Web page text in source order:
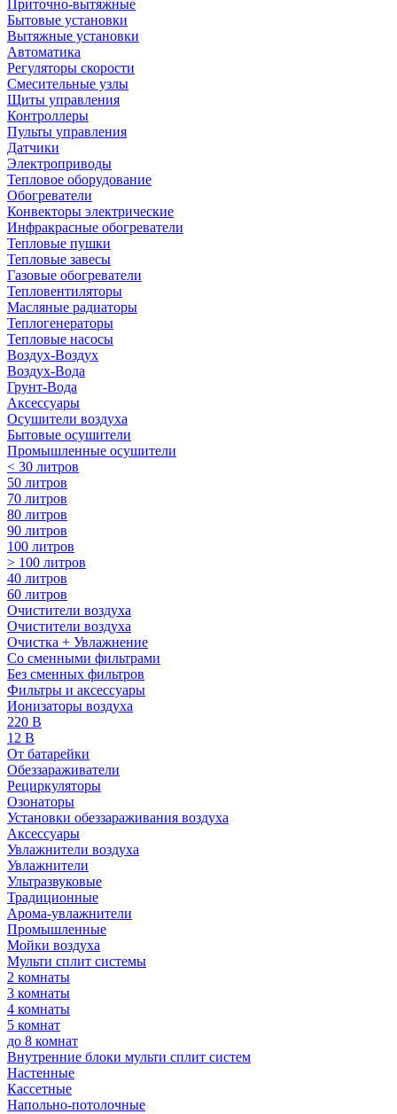
Приточно-вытяжные
Бытовые установки
Вытяжные установки
Автоматика
Регуляторы скорости
Смесительные узлы
Щиты управления
Контроллеры
Пульты управления
Датчики
Электроприводы
Тепловое оборудование
Обогреватели
Конвекторы электрические
Инфракрасные обогреватели
Тепловые пушки
Тепловые завесы
Газовые обогреватели
Тепловентиляторы
Масляные радиаторы
Теплогенераторы
Тепловые насосы
Воздух-Воздух
Воздух-Вода
Грунт-Вода
Аксессуары
Осушители воздуха
Бытовые осушители
Промышленные осушители
< 30 литров
50 литров
70 литров
80 литров
90 литров
100 литров
> 100 литров
40 литров
60 литров
Очистители воздуха
Очистители воздуха
Очистка + Увлажнение
Cо сменными фильтрами
Без сменных фильтров
Фильтры и аксессуары
Ионизаторы воздуха
220 В
12 В
От батарейки
Обеззараживатели
Рециркуляторы
Озонаторы
Установки обеззараживания воздуха
Аксессуары
Увлажнители воздуха
Увлажнители
Ультразвуковые
Традиционные
Арома-увлажнители
Промышленные
Мойки воздуха
Мульти сплит системы
2 комнаты
3 комнаты
4 комнаты
5 комнат
до 8 комнат
Внутренние блоки мульти сплит систем
Настенные
Кассетные
Напольно-потолочные